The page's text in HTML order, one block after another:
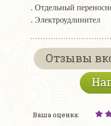
. Отдельный
. Электроудлинител
Отзывы
Ваша оценка: